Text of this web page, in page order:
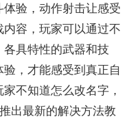
验，动作射击让感受
容，玩家可以通过不
具特性的武器和技
，才能感受到真正自
不知道怎么改名字，
出最新的解决方法教